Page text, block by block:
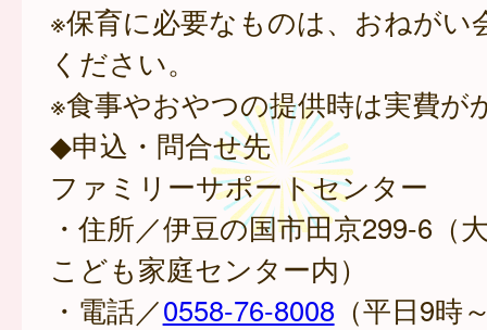
※保育に必要なものは、おねがい
ください。
※食事やおやつの提供時は実費が
◆申込・問合せ先
ファミリーサポートセンター
・住所／伊豆の国市田京299-6（
こども家庭センター内）
・電話／0558-76-8008 （平日9時